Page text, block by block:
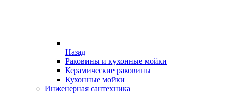
Назад
Раковины и кухонные мойки
Керамические раковины
Кухонные мойки
Инженерная сантехника